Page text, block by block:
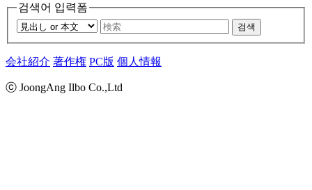
검색어 입력폼
검색
会社紹介 著作権 PC版 個人情報
ⓒ JoongAng Ilbo Co.,Ltd